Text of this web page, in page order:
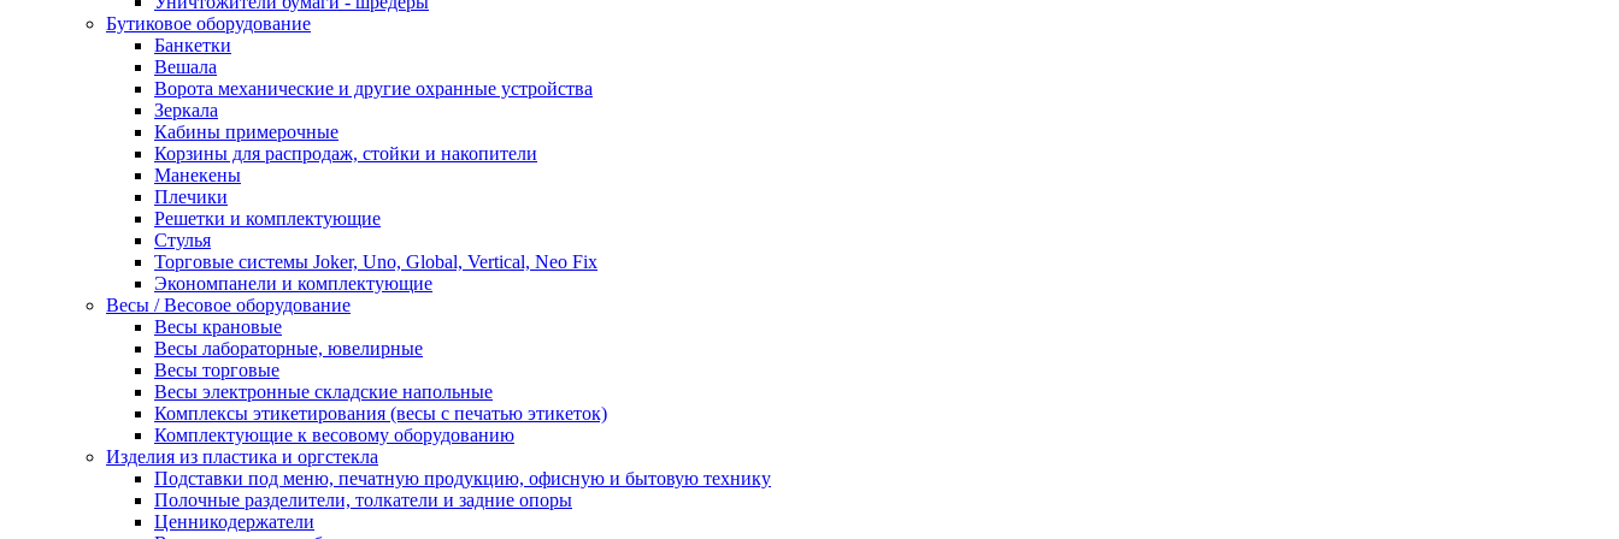
Бутиковое оборудование
Банкетки
Вешала
Ворота механические и другие охранные устройства
Зеркала
Кабины примерочные
Корзины для распродаж, стойки и накопители
Манекены
Плечики
Решетки и комплектующие
Стулья
Торговые системы Joker, Uno, Global, Vertical, Neo Fix
Экономпанели и комплектующие
Весы / Весовое оборудование
Весы крановые
Весы лабораторные, ювелирные
Весы торговые
Весы электронные складские напольные
Комплексы этикетирования (весы с печатью этикеток)
Комплектующие к весовому оборудованию
Изделия из пластика и оргстекла
Подставки под меню, печатную продукцию, офисную и бытовую технику
Полочные разделители, толкатели и задние опоры
Ценникодержатели